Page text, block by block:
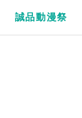
誠品動漫祭